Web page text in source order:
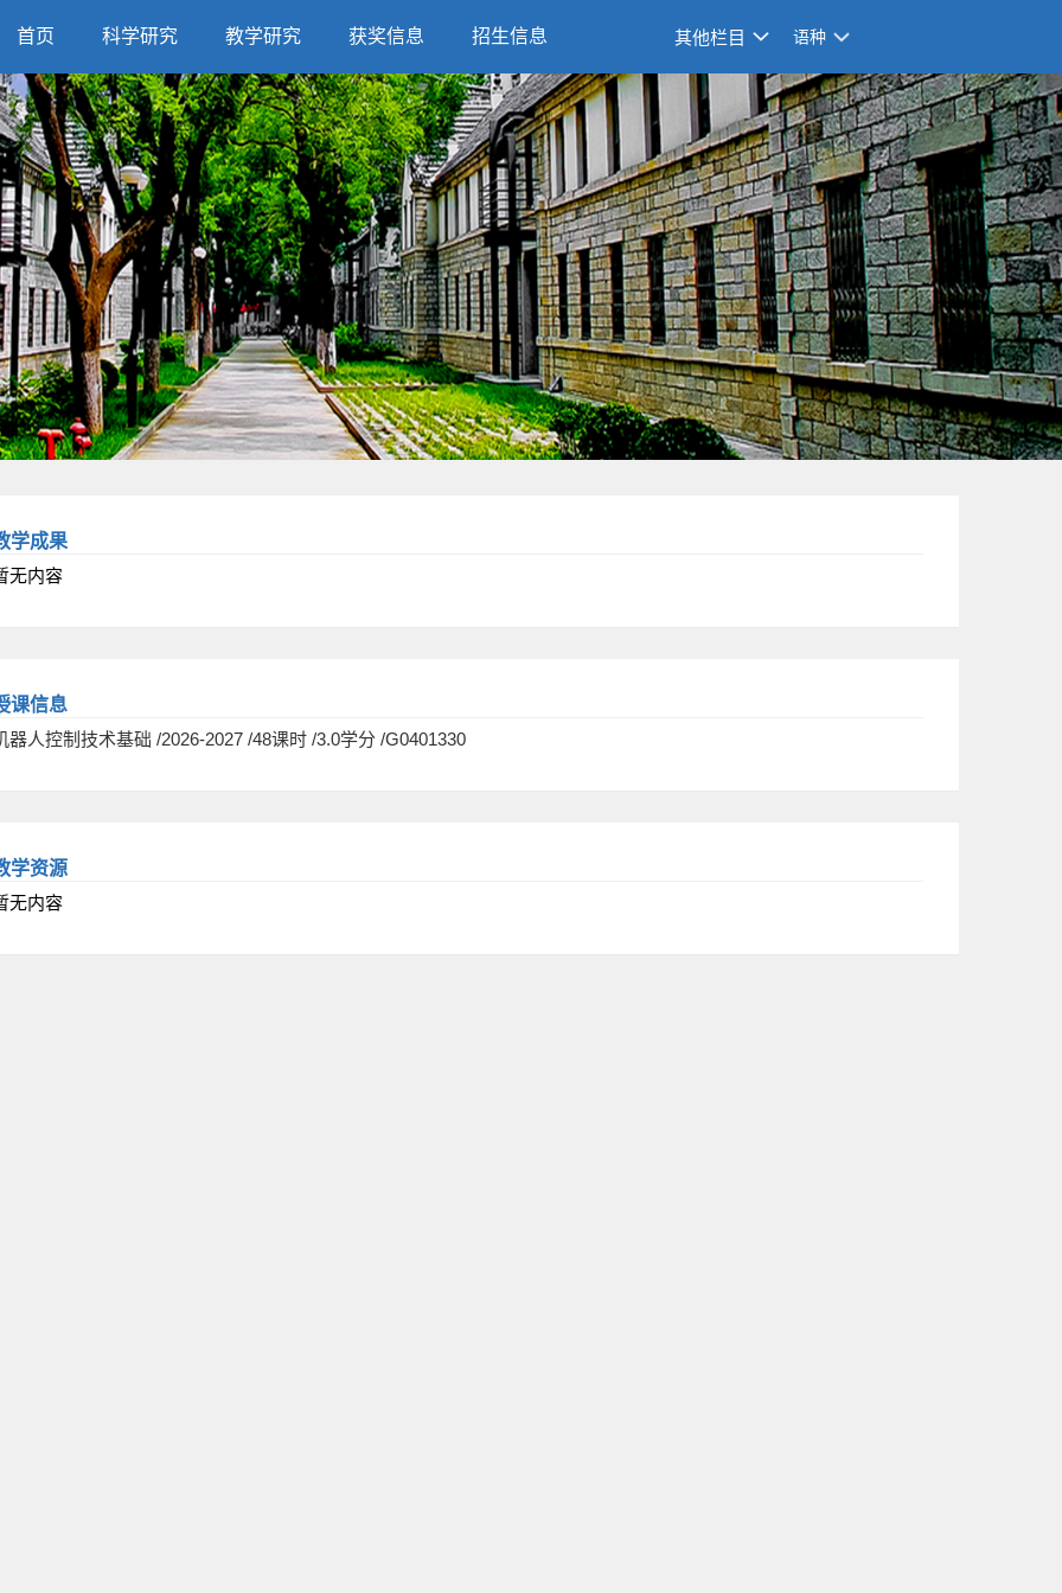
首页 科学研究 教学研究 获奖信息 招生信息 其他栏目 语种
学成果
无内容
课信息
器人控制技术基础 /2026-2027 /48课时 /3.0学分 /G0401330
学资源
无内容